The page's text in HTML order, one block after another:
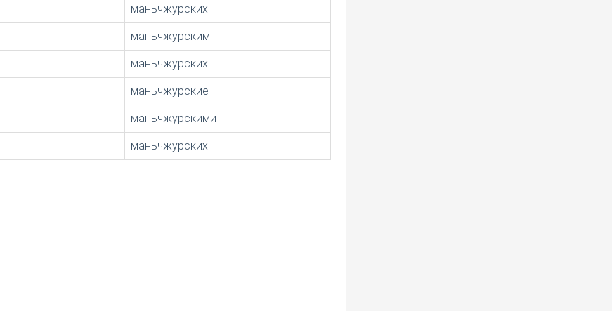
маньчжурских
маньчжурским
маньчжурских
маньчжурские
маньчжурскими
маньчжурских